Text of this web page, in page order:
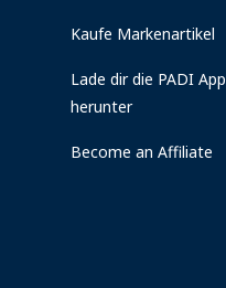
Kaufe Markenartikel
Lade dir die PADI App
herunter
Become an Affiliate